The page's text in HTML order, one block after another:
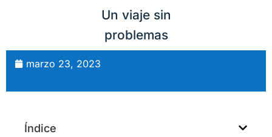
Un viaje sin
problemas
marzo 23, 2023
Índice